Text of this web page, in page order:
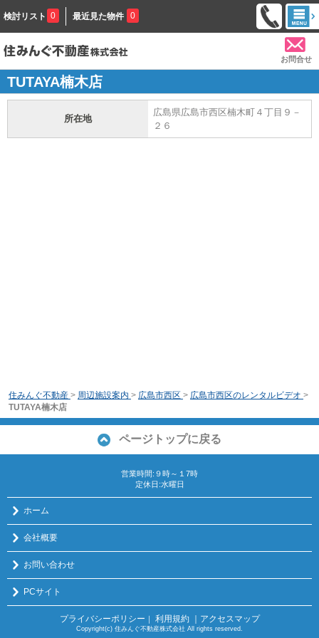
検討リスト 0 最近見た物件 0
お問合せ
TUTAYA楠木店
所在地
広島県広島市西区楠木町４丁目９－
２６
住みんぐ不動産 > 周辺施設案内 > 広島市西区 > 広島市西区のレンタルビデオ >
TUTAYA楠木店
ページトップに戻る
営業時間:９時～１7時
定休日:水曜日
ホーム
会社概要
お問い合わせ
PCサイト
プライバシーポリシー ｜ 利用規約 ｜アクセスマップ
Copyright(c) 住みんぐ不動産株式会社 All rights reserved.